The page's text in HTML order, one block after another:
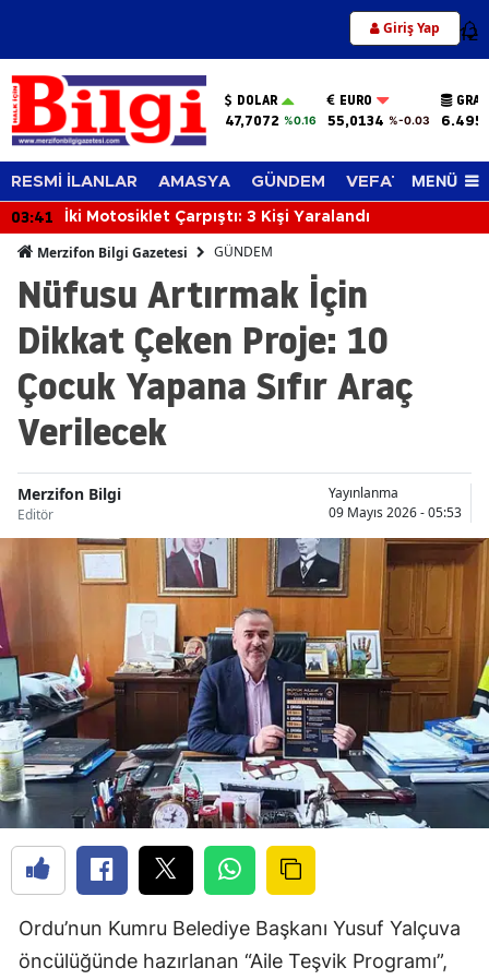
Giriş Yap 12
DOLAR
47,7072 %0.16
EURO
55,0134 %-0.03
RESMİ İLANLAR AMASYA GÜNDEM VEFAT EDENLER
MENÜ
03:41 İki Motosiklet Çarpıştı: 3 Kişi Yaralandı
Merzifon Bilgi Gazetesi GÜNDEM
Nüfusu Artırmak İçin
Dikkat Çeken Proje: 10
Çocuk Yapana Sıfır Araç
Verilecek
Merzifon Bilgi
Editör
Yayınlanma
09 Mayıs 2026 - 05:53
Ordu’nun Kumru Belediye Başkanı Yusuf Yalçuva
öncülüğünde hazırlanan “Aile Teşvik Programı”,